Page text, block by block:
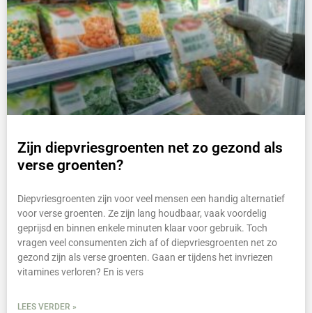
Zijn diepvriesgroenten net zo gezond als
verse groenten?
Diepvriesgroenten zijn voor veel mensen een handig alternatief
voor verse groenten. Ze zijn lang houdbaar, vaak voordelig
geprijsd en binnen enkele minuten klaar voor gebruik. Toch
vragen veel consumenten zich af of diepvriesgroenten net zo
gezond zijn als verse groenten. Gaan er tijdens het invriezen
vitamines verloren? En is vers
LEES VERDER »